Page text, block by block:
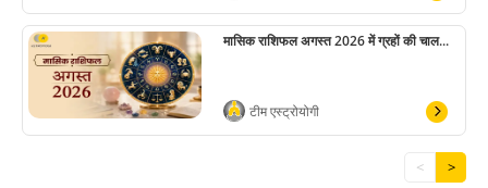
मासिक राशिफल अगस्त 2026 में ग्रहों की चाल...
टीम एस्ट्रोयोगी
< >